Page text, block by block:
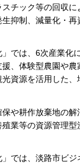
チック等の回収に
抑制、減量化・再
」では、6次産業化
、体験型農園や
資源を活用した、
や耕作放棄地の解
業等の資源管理型
」では、淡路市ビ